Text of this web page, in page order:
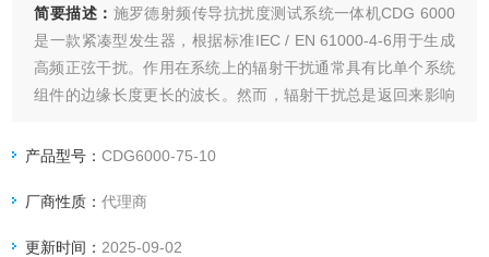
简要描述： 施罗德射频传导抗扰度测试系统一体机CDG 6000
是一款紧凑型发生器，根据标准IEC / EN 61000-4-6用于生成
高频正弦干扰。作用在系统上的辐射干扰通常具有比单个系统
组件的边缘长度更长的波长。然而，辐射干扰总是返回来影响
干扰被直接注入电源线或信号线。
产品型号：CDG6000-75-10
厂商性质：代理商
更新时间： 2025-09-02